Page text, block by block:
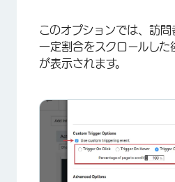
このオプションでは、訪
一定割合をスクロールした
が表示されます。